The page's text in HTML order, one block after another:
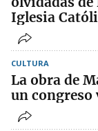
Iglesia
CULTURA
La obra de
un congreso